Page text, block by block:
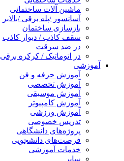
ماشین آلات ساختمانی
آسانسور /پله برقی /بالابر
بازسازی ساختمان
سقف کاذب / دیوار کاذب
در ضد سرقت
در اتوماتیک / کرکره برقی
آموزشی
آموزش حرفه و فن
آموزش تخصصی
آموزش موسیقی
آموزش کامپیوتر
آموزش ورزشی
تدریس خصوصی
پروژه‌های دانشگاهی
فرصت‌های دانشجویی
خدمات آموزشی
سایر